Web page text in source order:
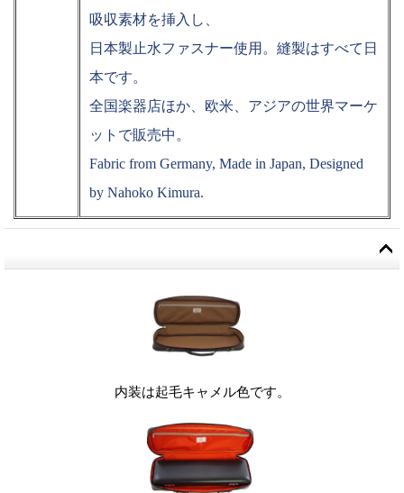
吸収素材を挿入し、
日本製止水ファスナー使用。縫製はすべて日
本です。
全国楽器店ほか、欧米、アジアの世界マーケ
ットで販売中。
Fabric from Germany, Made in Japan, Designed
by Nahoko Kimura.
内装は起毛キャメル色です。